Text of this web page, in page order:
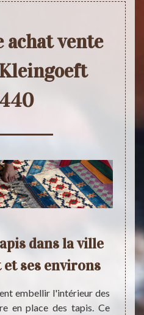
vente
dans la ville
ses environs
embellir l'intérieur des
en place des tapis. Ce